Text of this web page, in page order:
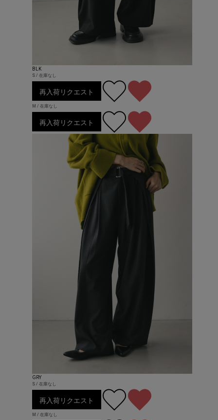
BLK
S / 在庫なし
再入荷リクエスト
M / 在庫なし
再入荷リクエスト
GRY
S / 在庫なし
再入荷リクエスト
M / 在庫なし